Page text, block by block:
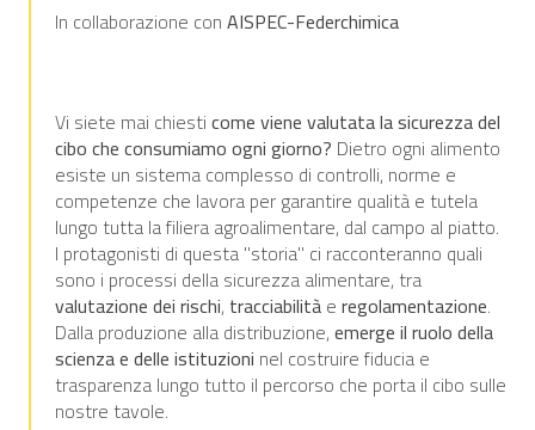
In collaborazione conAISPEC-Federchimica
Vi siete mai chiesticome viene valutata la sicurezza del
cibo che consumiamo ogni giorno? Dietro ogni alimento
esiste un sistema complesso di controlli, norme e
competenze che lavora per garantire qualità e tutela
lungo tutta la filiera agroalimentare, dal campo al piatto.
I protagonisti di questa "storia" ci racconteranno quali
sono i processi della sicurezza alimentare, tra
valutazione dei rischi, tracciabilitàeregolamentazione.
Dalla produzione alla distribuzione,emerge il ruolo della
scienza e delle istituzioni nel costruire fiducia e
trasparenza lungo tutto il percorso che porta il cibo sulle
nostre tavole.